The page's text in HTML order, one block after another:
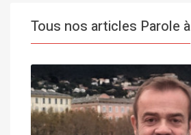
Tous nos articles Parole à